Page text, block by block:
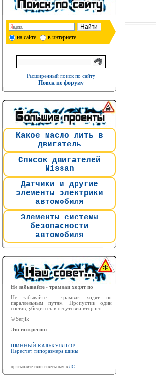
на сайте в интернете
Расширенный поиск по сайту
Поиск по форуму
Какое масло лить в
двигатель
Список двигателей
Nissan
Датчики и другие
элементы электрики
автомобиля
Элементы системы
безопасности
автомобиля
Не забывайте - трамваи ходят по
Не забывайте - трамваи ходят по
параллельным путям. Пропустив один
состав, убедитесь в отсутсвии второго.
© Serjik
Это интересно:
ШИННЫЙ КАЛЬКУЛЯТОР
Пересчет типоразмера шины
присылайте свои советы нам в ЛС